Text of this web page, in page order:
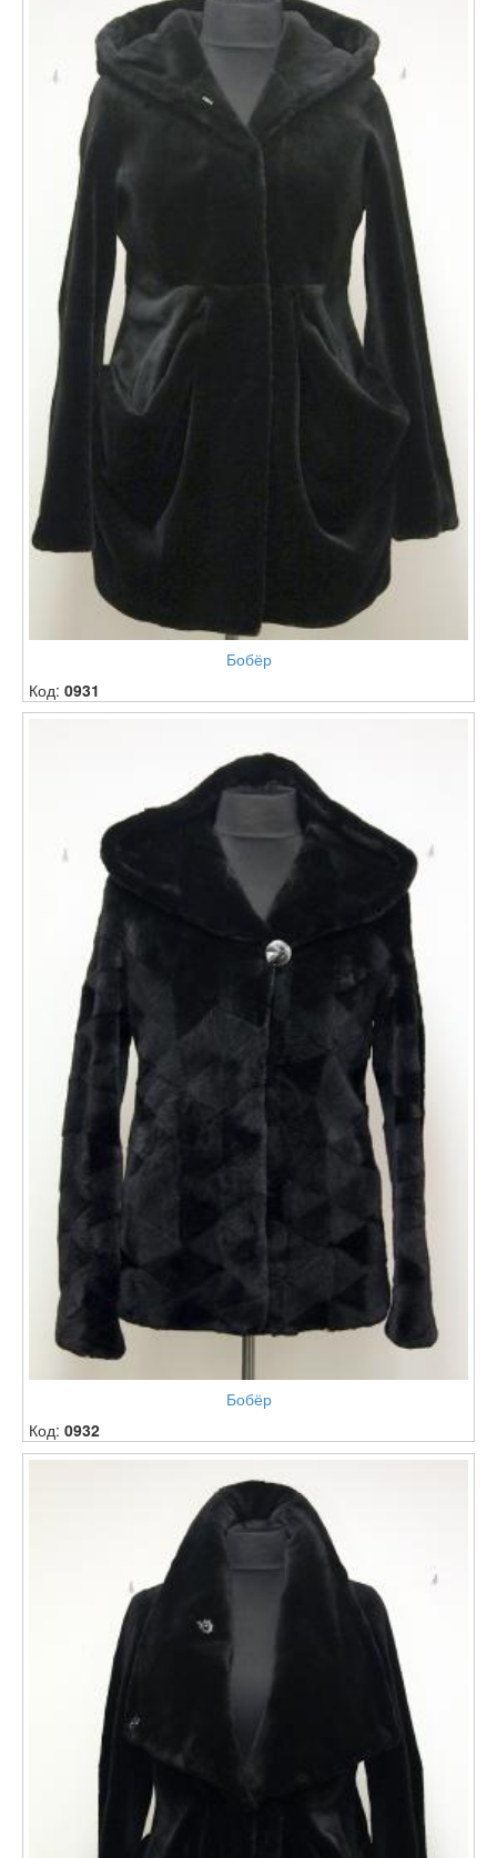
Бобёр
Код: 0931
Бобёр
Код: 0932